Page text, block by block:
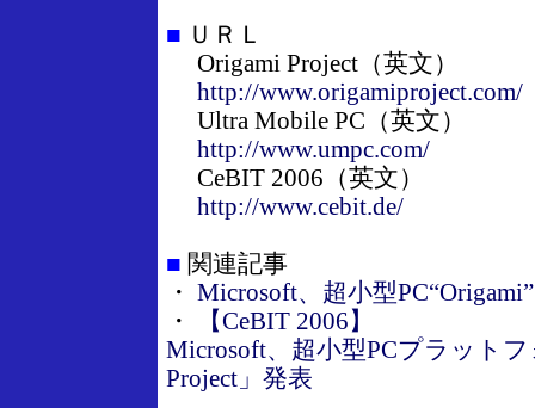
■ ＵＲＬ
Origami Project（英文）
http://www.origamiproject.com/
Ultra Mobile PC（英文）
http://www.umpc.com/
CeBIT 2006（英文）
http://www.cebit.de/
■ 関連記事
・ Microsoft、超小型
・
【CeBIT 2006】
Microsoft、超小型PCプラット
Project」発表